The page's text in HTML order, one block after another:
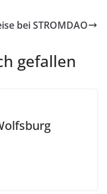
bei STROMDAO
gefallen